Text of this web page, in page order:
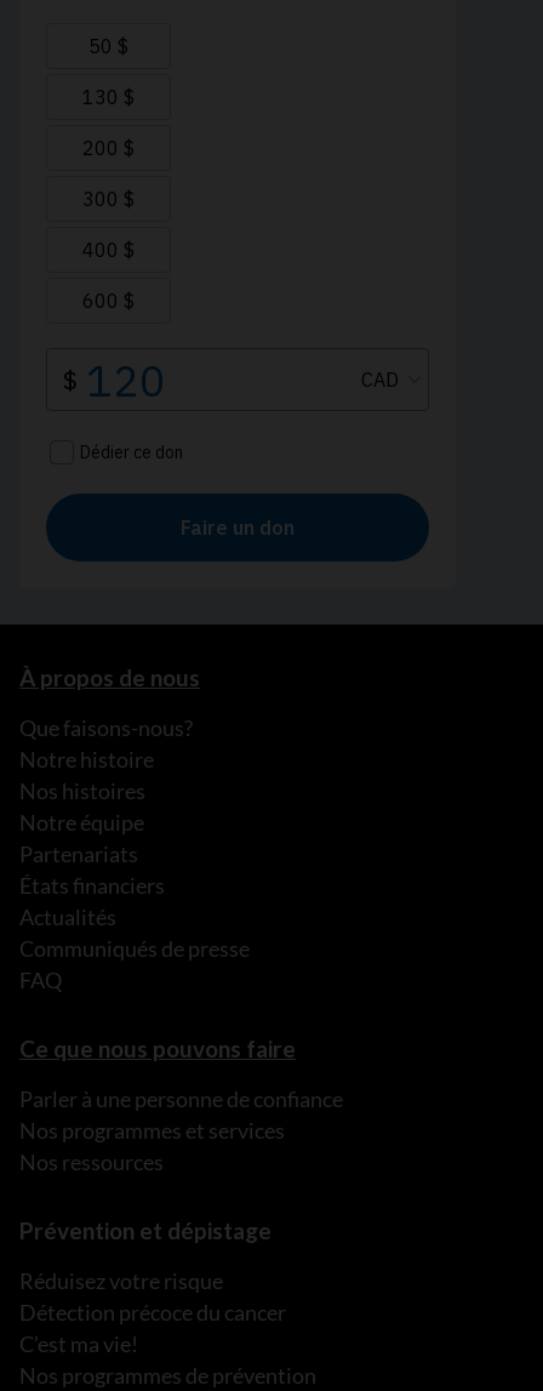
À propos de nous
Que faisons-nous?
Notre histoire
Nos histoires
Notre équipe
Partenariats
États financiers
Actualités
Communiqués de presse
FAQ
Ce que nous pouvons faire
Parler à une personne de confiance
Nos programmes et services
Nos ressources
Prévention et dépistage
Réduisez votre risque
Détection précoce du cancer
C’est ma vie!
Nos programmes de prévention